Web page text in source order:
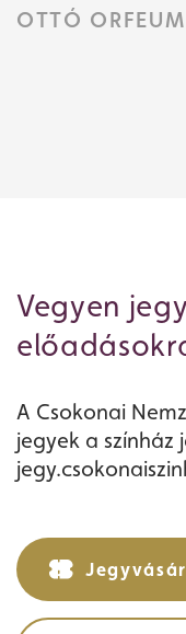
OTTÓ ORFEUM
Vegyen
A Csokonai
jegyek a